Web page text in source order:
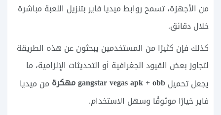
من الأجهزة، تسمح روابط ميديا فاير بتنزيل اللعبة مباشرة
خلال دقائق.
كذلك فإن كثيرًا من المستخدمين يبحثون عن هذه الطريقة
لتجاوز بعض القيود الجغرافية أو التحديثات الإلزامية، ما
يجعل تحميلgangstar vegas apk + obb مهكرة
من ميديا
فاير خيارًا موثوقًا وسهل الاستخدام.